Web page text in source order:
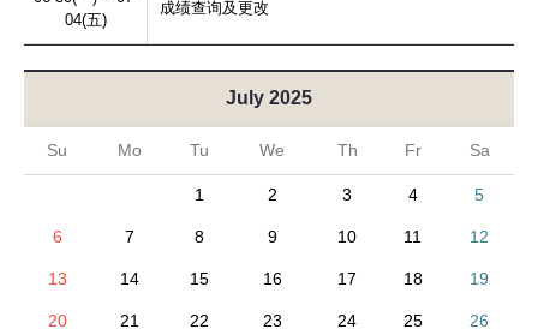
04(五)
成绩查询及更改
July 2025
Su Mo Tu We Th Fr Sa
1 2 3 4 5
6 7 8 9 10 11 12
13 14 15 16 17 18 19
20 21 22 23 24 25 26